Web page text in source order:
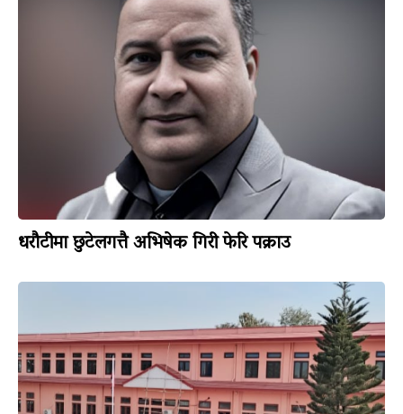
धरौटीमा छुटेलगत्तै अभिषेक गिरी फेरि पक्राउ